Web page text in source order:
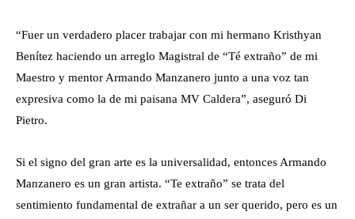
“Fuer un verdadero placer trabajar con mi hermano Kristhyan
Benítez haciendo un arreglo Magistral de “Té extraño” de mi
Maestro y mentor Armando Manzanero junto a una voz tan
expresiva como la de mi paisana MV Caldera”, aseguró Di
Pietro.
Si el signo del gran arte es la universalidad, entonces Armando
Manzanero es un gran artista. “Te extraño” se trata del
sentimiento fundamental de extrañar a un ser querido, pero es un